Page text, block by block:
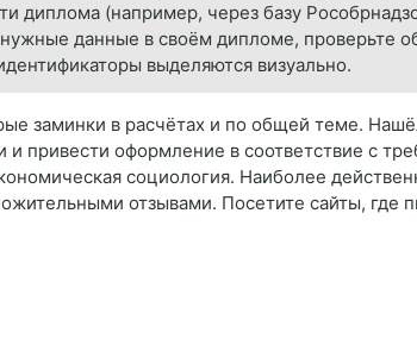
диплома (например, через базу
данные в своём дипломе, проверьте
выделяются визуально.
заминки в расчётах и по общей теме.
привести оформление в соответствие с
социология. Наиболее
отзывами. Посетите сайты, где